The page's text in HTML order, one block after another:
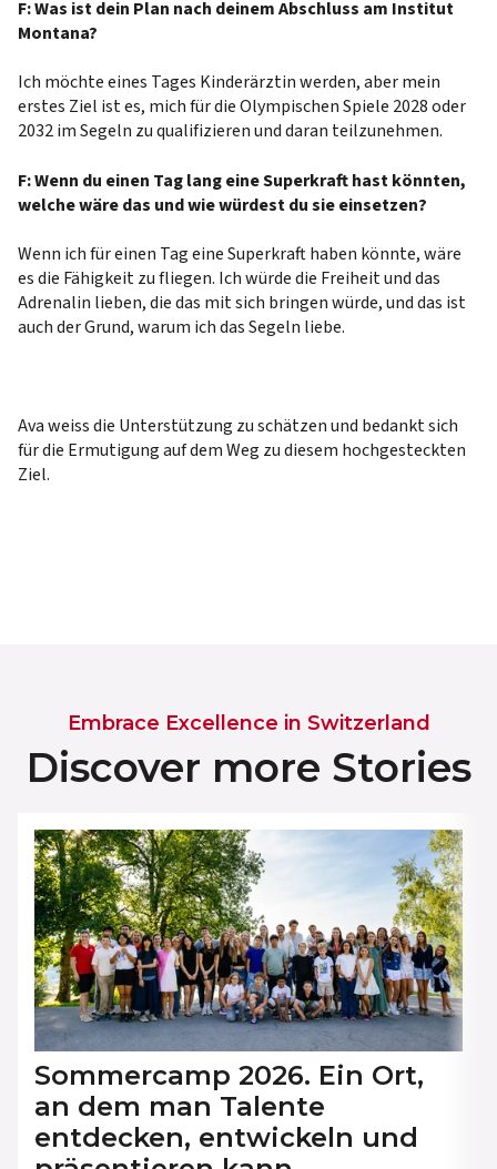
F: Was ist dein Plan nach deinem Abschluss am Institut
Montana?
Ich möchte eines Tages Kinderärztin werden, aber mein
erstes Ziel ist es, mich für die Olympischen Spiele 2028 oder
2032 im Segeln zu qualifizieren und daran teilzunehmen.
F: Wenn du einen Tag lang eine Superkraft hast könnten,
welche wäre das und wie würdest du sie einsetzen?
Wenn ich für einen Tag eine Superkraft haben könnte, wäre
es die Fähigkeit zu fliegen. Ich würde die Freiheit und das
Adrenalin lieben, die das mit sich bringen würde, und das ist
auch der Grund, warum ich das Segeln liebe.
Ava weiss die Unterstützung zu schätzen und bedankt sich
für die Ermutigung auf dem Weg zu diesem hochgesteckten
Ziel.
Embrace Excellence in Switzerland
Discover more Stories
Sommercamp 2026. Ein Ort,
an dem man Talente
entdecken, entwickeln und